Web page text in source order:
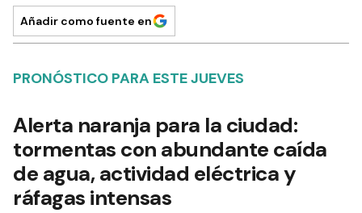
Añadir como fuente en
PRONÓSTICO PARA ESTE JUEVES
Alerta naranja para la ciudad:
tormentas con abundante caída
de agua, actividad eléctrica y
ráfagas intensas